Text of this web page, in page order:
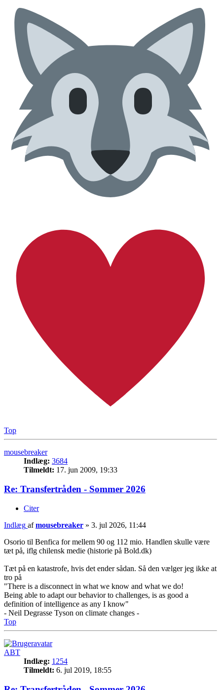
Top
mousebreaker
Indlæg: 3684
Tilmeldt: 17. jun 2009, 19:33
Re: Transfertråden - Sommer 2026
Citer
Indlæg afmousebreaker » 3. jul 2026, 11:44
Osorio til Benfica for mellem 90 og 112 mio. Handlen skulle være
tæt på, iflg chilensk medie (historie på Bold.dk)
Tæt på en katastrofe, hvis det ender sådan. Så den vælger jeg ikke at
tro på
"There is a disconnect in what we know and what we do!
Being able to adapt our behavior to challenges, is as good a
definition of intelligence as any I know"
- Neil Degrasse Tyson on climate changes -
Top
ABT
Indlæg: 1254
Tilmeldt: 6. jul 2019, 18:55